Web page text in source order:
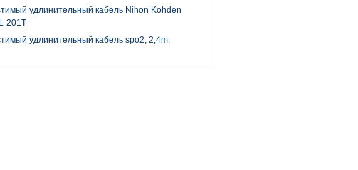
удлинительный кабель Nihon Kohden
201T
удлинительный кабель spo2, 2,4m,